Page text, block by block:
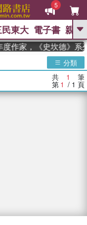
5
GO
高希均教授回憶錄
、 父親節 、 如果歷
國際布克
、 方念華 、 台灣的李
東大 電子書 親子
作家，《史坎德》系
分類
共 1 筆
第 1 / 1 頁